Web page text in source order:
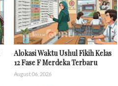
Alokasi Waktu Ushul Fikih Kelas
12 Fase F Merdeka Terbaru
August 06, 2026